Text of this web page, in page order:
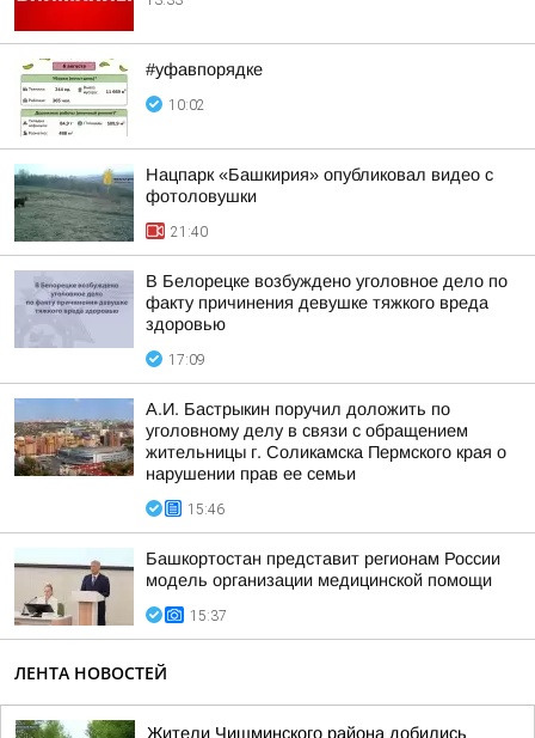
#уфавпорядке
10:02
Нацпарк «Башкирия» опубликовал видео с
фотоловушки
21:40
В Белорецке возбуждено уголовное дело по
факту причинения девушке тяжкого вреда
здоровью
17:09
А.И. Бастрыкин поручил доложить по
уголовному делу в связи с обращением
жительницы г. Соликамска Пермского края о
нарушении прав ее семьи
15:46
Башкортостан представит регионам России
модель организации медицинской помощи
15:37
ЛЕНТА НОВОСТЕЙ
Жители Чишминского района добились